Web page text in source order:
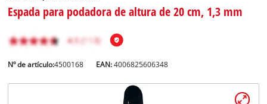
Espada para podadora de altura de 20 cm, 1,3 mm
Nº de artículo:4500168 EAN:4006825606348